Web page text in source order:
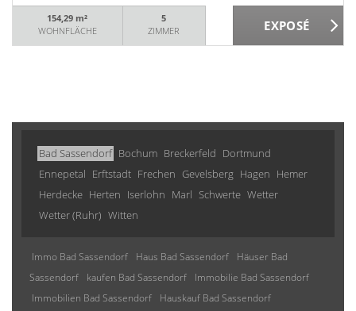
154,29 m²
WOHNFLÄCHE
5
ZIMMER
Bad Sassendorf Bochum Breckerfeld Dortmund
Ennepetal Erftstadt Frechen Gevelsberg Hagen Hemer
Herdecke Herten Iserlohn Marl Schwerte Wetter
Wetter (Ruhr) Witten
Immo Bad Sassendorf Haus Bad Sassendorf
Häuser Bad
Sassendorf
kaufen Bad Sassendorf
Immobilie Bad Sassendorf
Immobilien Bad Sassendorf
Hauskauf Bad Sassendorf